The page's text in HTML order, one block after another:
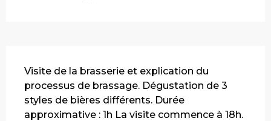
Visite de la brasserie et explication du
processus de brassage. Dégustation de 3
styles de bières différents. Durée
approximative : 1h La visite commence à 18h.